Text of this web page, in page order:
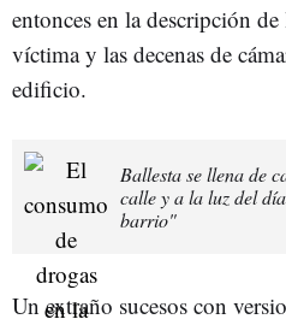
entonces en la descripción
víctima y las decenas de
edificio.
Ballesta se llena de
calle y a la luz del
barrio"
Un extraño sucesos con